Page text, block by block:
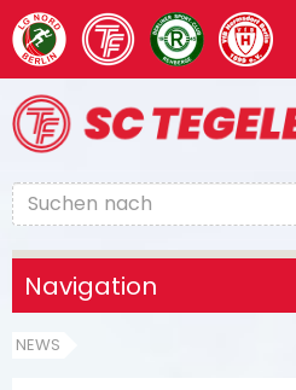
Navigation
NEWS